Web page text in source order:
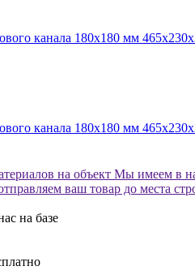
канала 180x180 мм
канала 180x180 мм
на объект Мы имеем в
ваш товар до места
на базе